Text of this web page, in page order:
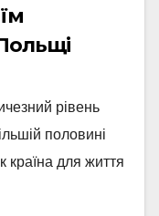
рівень
половині
країна для життя